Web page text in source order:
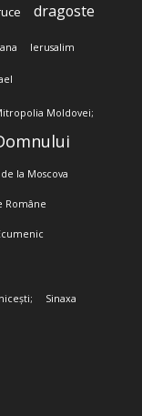
dragoste
Ierusalim
Moldovei;
la Moscova
Române
Sinaxa